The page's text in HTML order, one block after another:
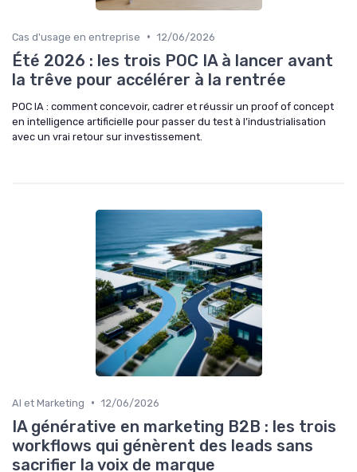
Cas d'usage en entreprise • 12/06/2026
Été 2026 : les trois POC IA à lancer avant
la trêve pour accélérer à la rentrée
POC IA : comment concevoir, cadrer et réussir un proof of concept
en intelligence artificielle pour passer du test à l’industrialisation
avec un vrai retour sur investissement.
AI et Marketing • 12/06/2026
IA générative en marketing B2B : les trois
workflows qui génèrent des leads sans
sacrifier la voix de marque